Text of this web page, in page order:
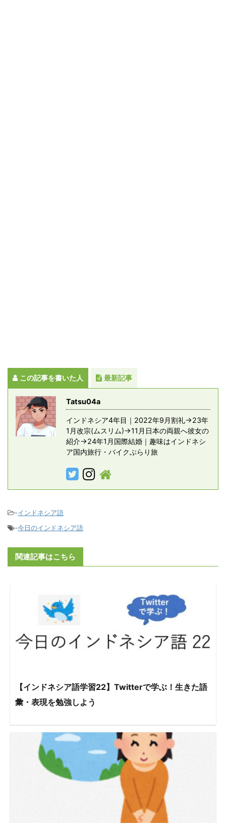
この記事を書いた人 最新記事
Tatsu04a
インドネシア4年目｜2022年9月割礼→23年
1月改宗(ムスリム)→11月日本の両親へ彼女の
紹介→24年1月国際結婚｜趣味はインドネシ
ア国内旅行・バイクぶらり旅
-インドネシア語
-今日のインドネシア語
関連記事はこちら
【インドネシア語学習22】Twitterで学ぶ！生きた語
彙・表現を勉強しよう